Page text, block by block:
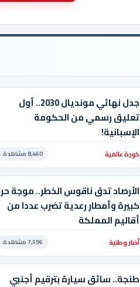
جدل نهائي مونديال 2030.. أول
تعليق رسمي من الحكومة
الإسبانية!
كورة عالمية 8,460 مشاهدة
الأرصاد تدق ناقوس الخطر.. موجة حر
كبيرة وأمطار رعدية تضرب عددا من
أقاليم المملكة
أخبار وطنية 7,596 مشاهدة
طنجة.. سائق سيارة بترقيم أجنبي